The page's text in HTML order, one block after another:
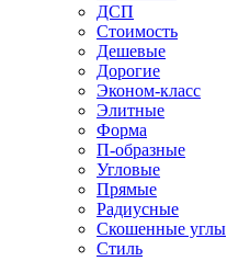
ДСП
Стоимость
Дешевые
Дорогие
Эконом-класс
Элитные
Форма
П-образные
Угловые
Прямые
Радиусные
Скошенные углы
Стиль